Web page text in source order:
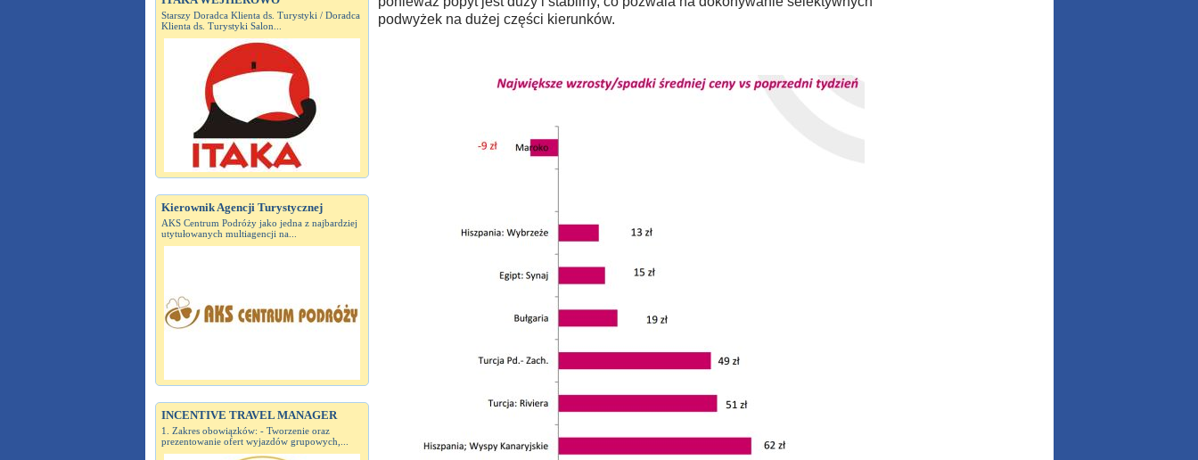
Starszy Doradca Klienta ds. Turystyki / Doradca
Klienta ds. Turystyki Salon...
Kierownik Agencji Turystycznej
AKS Centrum Podróży jako jedna z najbardziej
utytułowanych multiagencji na...
INCENTIVE TRAVEL MANAGER
1. Zakres obowiązków: - Tworzenie oraz
prezentowanie ofert wyjazdów grupowych,...
podwyżek na dużej części kierunków.